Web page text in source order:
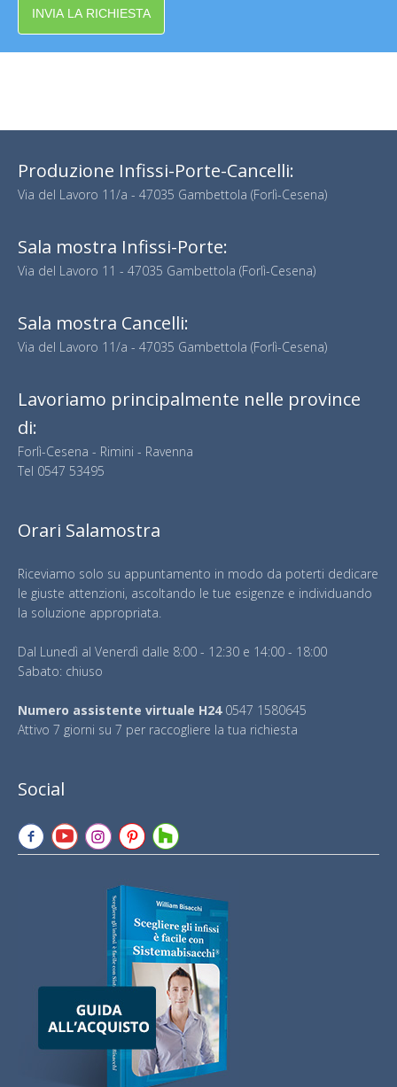
INVIA LA RICHIESTA
Produzione Infissi-Porte-Cancelli:
Via del Lavoro 11/a - 47035 Gambettola (Forlì-Cesena)
Sala mostra Infissi-Porte:
Via del Lavoro 11 - 47035 Gambettola (Forlì-Cesena)
Sala mostra Cancelli:
Via del Lavoro 11/a - 47035 Gambettola (Forlì-Cesena)
Lavoriamo principalmente nelle province
di:
Forlì-Cesena - Rimini - Ravenna
Tel 0547 53495
Orari Salamostra
Riceviamo solo su appuntamento in modo da poterti dedicare
le giuste attenzioni, ascoltando le tue esigenze e individuando
la soluzione appropriata.
Dal Lunedì al Venerdì dalle 8:00 - 12:30 e 14:00 - 18:00
Sabato: chiuso
Numero assistente virtuale H240547 1580645
Attivo 7 giorni su 7 per raccogliere la tua richiesta
Social